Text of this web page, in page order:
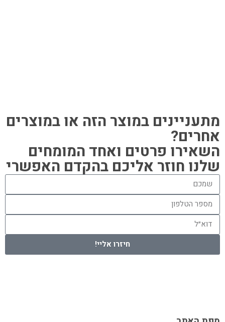
מתעניינים במוצר הזה או במוצרים
אחרים?
השאירו פרטים ואחד המומחים
שלנו חוזר אליכם בהקדם האפשרי
חיזרו אליי!